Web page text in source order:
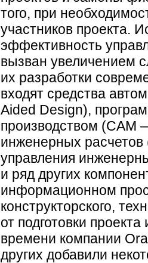
того, при
участников проекта.
эффективность
вызван увеличением
их разработки
входят средства
Aided Design),
производством (CAM
инженерных
управления
и ряд других
информационном
конструкторского,
от подготовки
времени компании
других добавили